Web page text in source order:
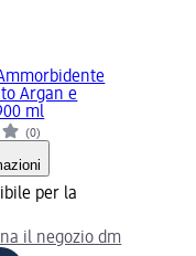
Argan e
ml
(0)
per la
il negozio dm